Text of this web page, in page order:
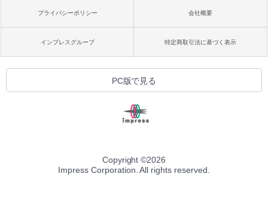
プライバシーポリシー 会社概要
インプレスグループ 特定商取引法に基づく表示
PC版で見る
Copyright ©2026
Impress Corporation. All rights reserved.